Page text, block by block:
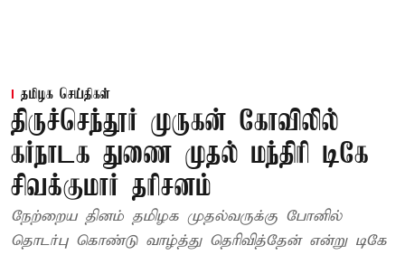
தமிழக செய்திகள்
திருச்செந்தூர் முருகன் கோவிலில்
கர்நாடக துணை முதல் மந்திரி டிகே
சிவக்குமார் தரிசனம்
நேற்றைய தினம் தமிழக முதல்வருக்கு போனில்
தொடர்பு கொண்டு வாழ்த்து தெரிவித்தேன் என்று டிகே